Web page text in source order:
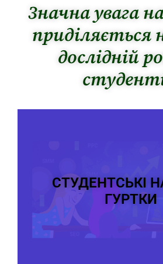
Значна увага
приділяється
дослідній
СТУДЕНТСЬКІ
ГУРТКИ